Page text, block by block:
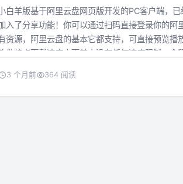
白羊版基于阿里云盘网页版开发的PC客户端，
入了分享功能！你可以通过扫码直接登录你的阿
资源，阿里云盘的基本它都支持，可直接预览播
件特点下载速度方面基本没有任何速度限制，全
3 个月前 364 阅读